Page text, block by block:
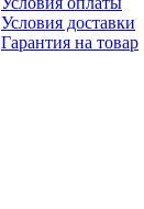
Условия доставки
Гарантия на товар